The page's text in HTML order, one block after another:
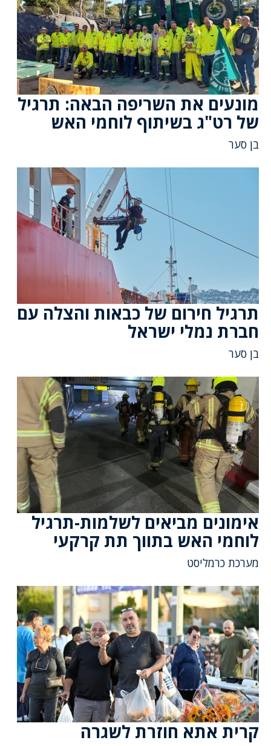
מונעים את השריפה הבאה: תרגיל
של רט"ג בשיתוף לוחמי האש
בן סער
תרגיל חירום של כבאות והצלה עם
חברת נמלי ישראל
בן סער
אימונים מביאים לשלמות-תרגיל
לוחמי האש בתווך תת קרקעי
מערכת כרמליסט
קרית אתא חוזרת לשגרה